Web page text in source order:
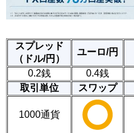
スプレッド
（ドル/円）
ユーロ/円
0.2銭 0.4銭
取引単位
スワップ
1000通貨